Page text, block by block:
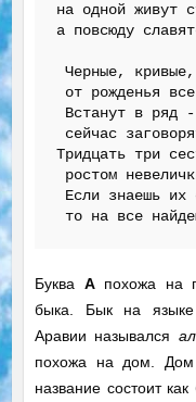
на одной живут
а повсюду
Черные,
от рожденья
Встанут в
сейчас
Тридцать
ростом
Если знаешь их
Буква Апохожа на
быка. Бык на языке
Аравии назывался
похожа на дом. Дом
название состоит